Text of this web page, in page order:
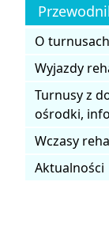
O
Wyjazdy
Turnusy z
ośrodki,
Wczasy
Aktualności